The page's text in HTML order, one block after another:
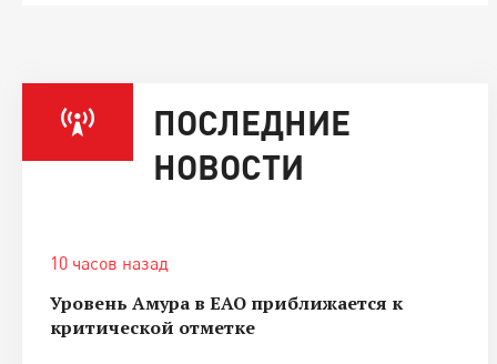
ПОСЛЕДНИЕ
НОВОСТИ
10 часов назад
Уровень Амура в ЕАО приближается к
критической отметке